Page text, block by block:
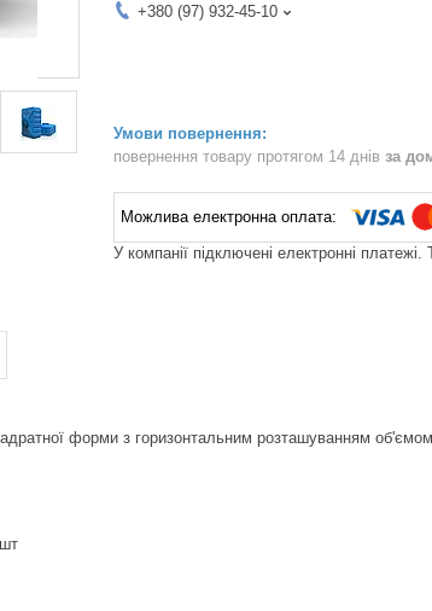
+380 (97) 932-45-10
повернення товару протягом 14 днів за
У компанії підключені електронні
форми з горизонтальним розташуванням об'ємом